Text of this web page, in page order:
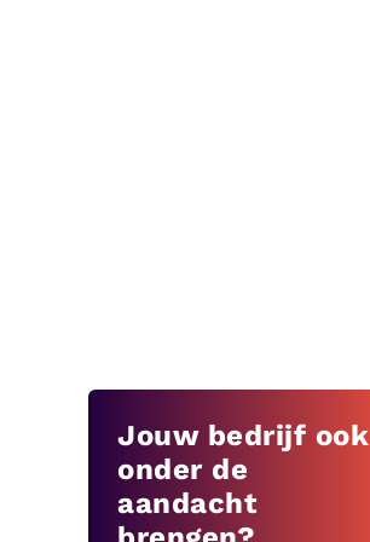
Jouw bedrijf ook
onder de
aandacht